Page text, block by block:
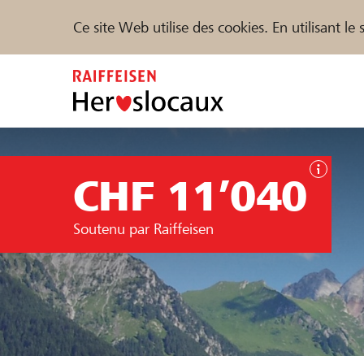
Ce site Web utilise des cookies. En utilisant
Trouvez des projets et des organisations
DE FR IT
CHF 11’040
Soutenu par Raiffeisen